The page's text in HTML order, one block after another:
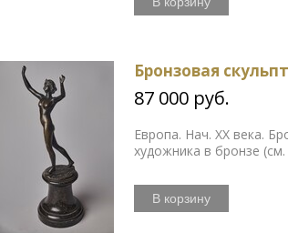
Бронзовая
87 000 руб.
Европа. Нач. ХХ века.
художника в бронзе
В корзину